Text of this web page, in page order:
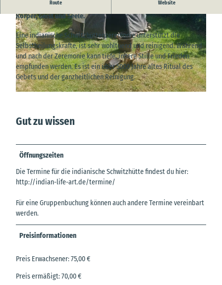
© Heidi Janssen-Reddoor
Route Website
Die indianische Schwitzhütte, eine spirituelle Reinigung für
Körper, Geist und Seele.
Eine indianische Schwitzhüttenzeremonie unterstützt die
Selbstheilungskräfte, ist sehr wohltuend und reinigend. Während
und nach der Zeremonie kann tiefe, innere Stille und Frieden
empfunden werden. Es ist ein über 5000 Jahre altes Ritual des
Gebets und der ganzheitlichen Reinigung.
Gut zu wissen
Öffnungszeiten
Die Termine für die indianische Schwitzhütte findest du hier:
http://indian-life-art.de/termine/
Für eine Gruppenbuchung können auch andere Termine vereinbart
werden.
Preisinformationen
Preis Erwachsener: 75,00 €
Preis ermäßigt: 70,00 €